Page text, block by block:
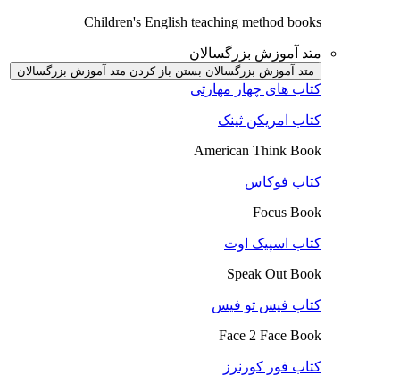
Children's English teaching method books
متد آموزش بزرگسالان
متد آموزش بزرگسالان بستن باز کردن متد آموزش بزرگسالان
کتاب های چهار مهارتی
کتاب امریکن ثینک
American Think Book
کتاب فوکاس
Focus Book
کتاب اسپیک اوت
Speak Out Book
کتاب فیس تو فیس
Face 2 Face Book
کتاب فور کورنرز